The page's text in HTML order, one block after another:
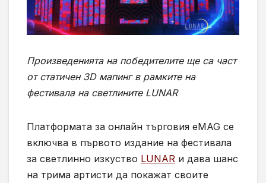
Произведенията на победителите ще са част
от статичен 3D мапинг в рамките на
фестивала на светлините LUNAR
Платформата за онлайн търговия eMAG се
включва в първото издание на фестивала
за светлинно изкуство LUNAR и дава шанс
на трима артисти да покажат своите